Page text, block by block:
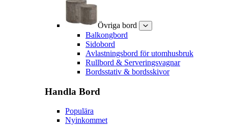
Övriga bord
Balkongbord
Sidobord
Avlastningsbord för utomhusbruk
Rullbord & Serveringsvagnar
Bordsstativ & bordsskivor
Handla Bord
Populära
Nyinkommet